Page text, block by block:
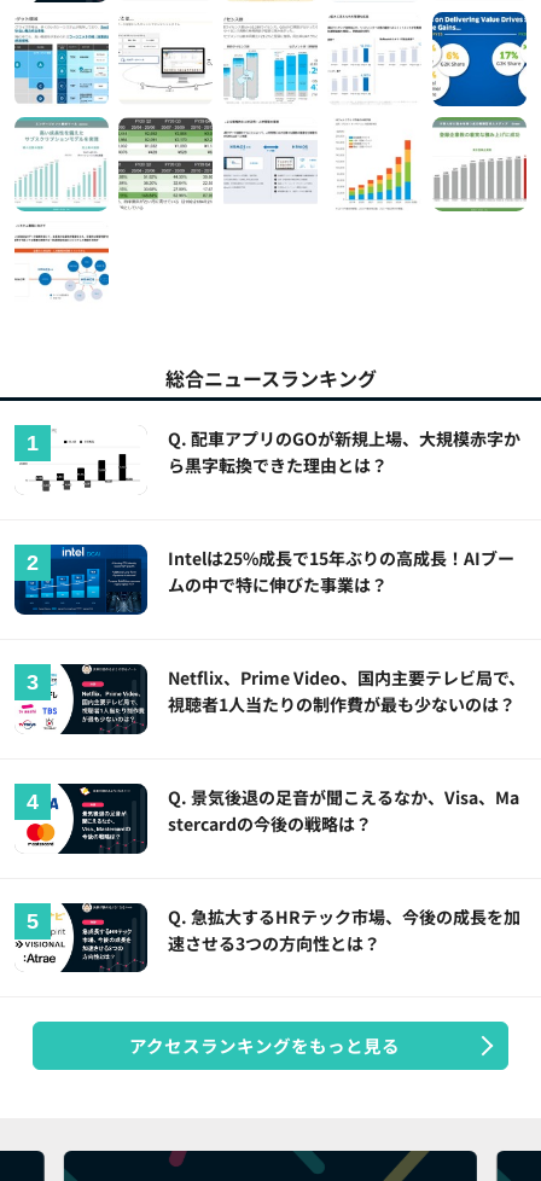
総合ニュースランキング
Q. 配車アプリのGOが新規上場、大規模赤字か
ら黒字転換できた理由とは？
Intelは25%成長で15年ぶりの高成長！AIブー
ムの中で特に伸びた事業は？
Netflix、Prime Video、国内主要テレビ局で、
視聴者1人当たりの制作費が最も少ないのは？
Q. 景気後退の足音が聞こえるなか、Visa、Ma
stercardの今後の戦略は？
Q. 急拡大するHRテック市場、今後の成長を加
速させる3つの方向性とは？
アクセスランキングをもっと見る